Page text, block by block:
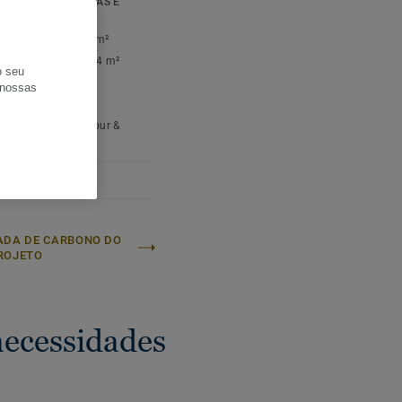
2,66 m²
106,4 m²
(/m²):
Quercus Robur &
DE CARBONO DO
seu